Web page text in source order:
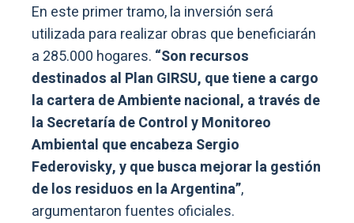
En este primer tramo, la inversión será
utilizada para realizar obras que beneficiarán
a 285.000 hogares. “Son recursos
destinados al Plan GIRSU, que tiene a cargo
la cartera de Ambiente nacional, a través de
la Secretaría de Control y Monitoreo
Ambiental que encabeza Sergio
Federovisky, y que busca mejorar la gestión
de los residuos en la Argentina”,
argumentaron fuentes oficiales.